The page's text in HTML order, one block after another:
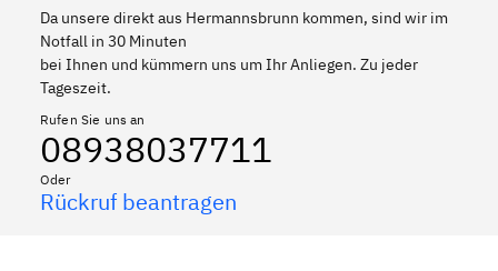
Da unsere direkt aus Hermannsbrunn kommen, sind wir im
Notfall in 30 Minuten
bei Ihnen und kümmern uns um Ihr Anliegen. Zu jeder
Tageszeit.
Rufen Sie uns an
08938037711
Oder
Rückruf beantragen